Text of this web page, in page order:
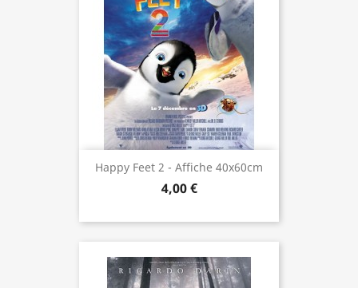
Happy Feet 2 - Affiche 40x60cm
4,00 €